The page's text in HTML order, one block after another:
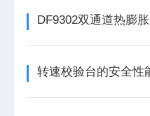
DF9302双通道热膨胀